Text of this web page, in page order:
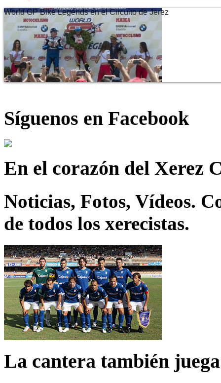
World GP Bike Legends en el Circuito de Jerez
Síguenos en Facebook
En el corazón del Xerez
Noticias, Fotos, Vídeos.
de todos los xerecistas.
La cantera también juega